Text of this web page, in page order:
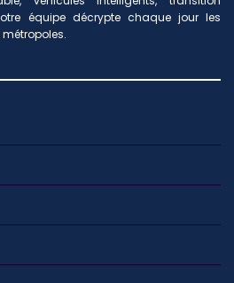
équipe décrypte chaque jour les